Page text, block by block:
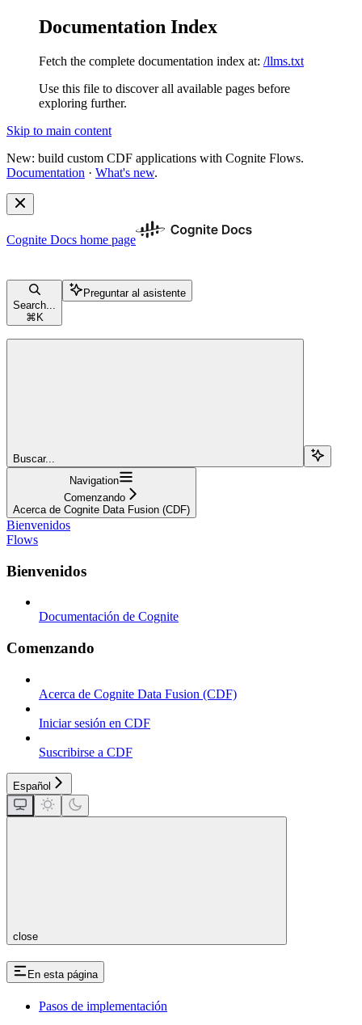
Documentation Index
Fetch the complete documentation index at: /llms.txt
Use this file to discover all available pages before
exploring further.
Skip to main content
New: build custom CDF applications with Cognite Flows.
Documentation · What's new.
Cognite Docs home page
Search...
⌘ K
Preguntar al asistente
Buscar...
Navigation
Comenzando
Acerca de Cognite Data Fusion (CDF)
Bienvenidos
Flows
Bienvenidos
Documentación de Cognite
Comenzando
Acerca de Cognite Data Fusion (CDF)
Iniciar sesión en CDF
Suscribirse a CDF
Español
close
En esta página
Pasos de implementación